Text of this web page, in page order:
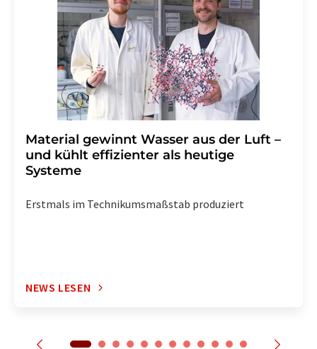
widerrufen. Zudem ist in jeder E-Mail ein Link zur
Abbestellung des entsprechenden Newsletters
enthalten.
Material gewinnt Wasser aus der Luft –
und kühlt effizienter als heutige
Systeme
Erstmals im Technikumsmaßstab produziert
NEWS LESEN